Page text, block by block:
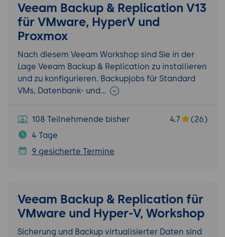
Veeam Backup & Replication V13
für VMware, HyperV und
Proxmox
Nach diesem Veeam Workshop sind Sie in der
Lage Veeam Backup & Replication zu installieren
und zu konfigurieren. Backupjobs für Standard
VMs, Datenbank- und…
108 Teilnehmende bisher 4.7
(26)
4 Tage
9 gesicherte Termine
Veeam Backup & Replication für
VMware und Hyper-V, Workshop
Sicherung und Backup virtualisierter Daten sind